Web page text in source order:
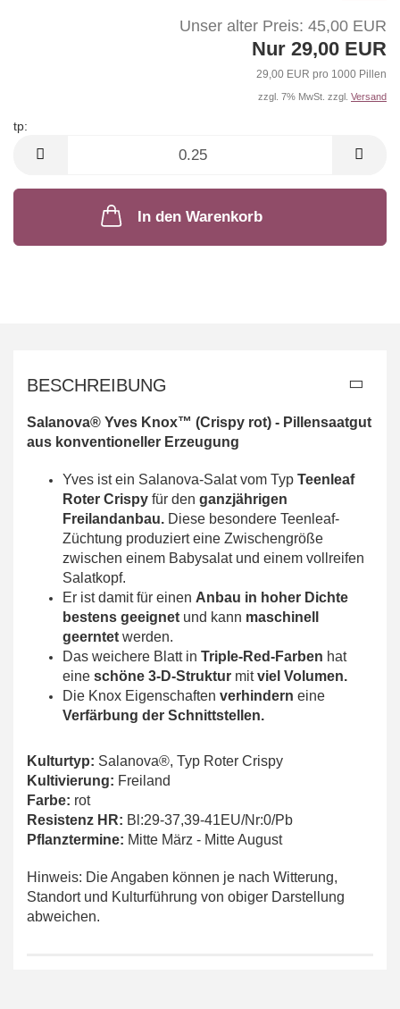
Unser alter Preis: 45,00 EUR
Nur 29,00 EUR
29,00 EUR pro 1000 Pillen
zzgl. 7% MwSt. zzgl. Versand
tp:
In den Warenkorb
BESCHREIBUNG
Salanova® Yves Knox™ (Crispy rot) - Pillensaatgut
aus konventioneller Erzeugung
Yves ist ein Salanova-Salat vom Typ Teenleaf
Roter Crispy für den ganzjährigen
Freilandanbau. Diese besondere Teenleaf-
Züchtung produziert eine Zwischengröße
zwischen einem Babysalat und einem vollreifen
Salatkopf.
Er ist damit für einen Anbau in hoher Dichte
bestens geeignet und kann maschinell
geerntet werden.
Das weichere Blatt in Triple-Red-Farben hat
eine schöne 3-D-Struktur mitviel Volumen.
Die Knox Eigenschaften verhindern eine
Verfärbung der Schnittstellen.
Kulturtyp: Salanova®, Typ Roter Crispy
Kultivierung: Freiland
Farbe: rot
Resistenz HR: Bl:29-37,39-41EU/Nr:0/Pb
Pflanztermine: Mitte März - Mitte August
Hinweis: Die Angaben können je nach Witterung,
Standort und Kulturführung von obiger Darstellung
abweichen.